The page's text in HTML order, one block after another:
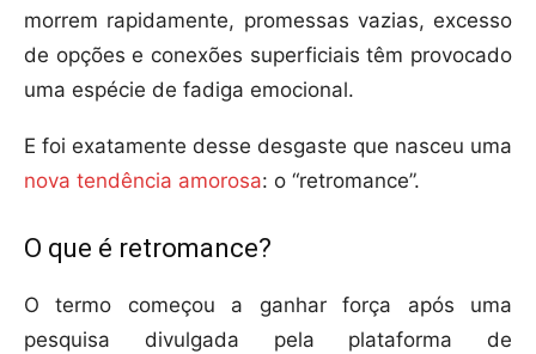
morrem rapidamente, promessas vazias, excesso
de opções e conexões superficiais têm provocado
uma espécie de fadiga emocional.
E foi exatamente desse desgaste que nasceu uma
nova tendência amorosa: o “retromance”.
O que é retromance?
O termo começou a ganhar força após uma
pesquisa divulgada pela plataforma de